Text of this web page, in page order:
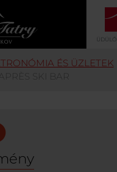
ÉS ÜZLETEK
APRÈS SKI BAR